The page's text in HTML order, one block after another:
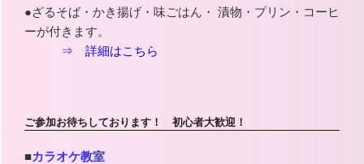
●ざるそば・かき揚げ・味ごはん・ 漬物・プリン・コーヒ
ーが付きます。
⇒ 詳細はこちら
ご参加お待ちしております！ 初心者大歓迎！
■カラオケ教室